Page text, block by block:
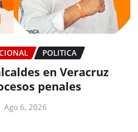
POLITICA
en Veracruz
penales
Ago 6, 2026